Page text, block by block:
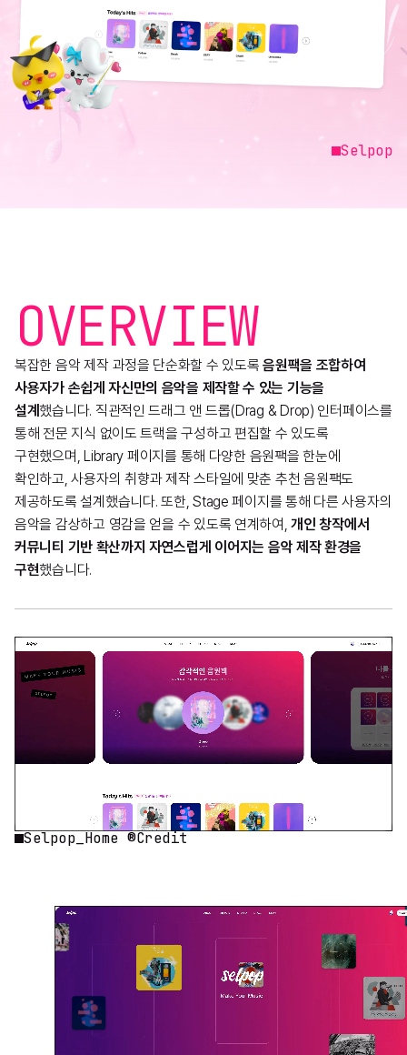
Selpop
OVERVIEW
복잡한 음악 제작 과정을 단순화할 수 있도록음원팩을 조합하여
사용자가 손쉽게 자신만의 음악을 제작할 수 있는 기능을
설계했습니다. 직관적인 드래그 앤 드롭(Drag & Drop) 인터페이스를
통해 전문 지식 없이도 트랙을 구성하고 편집할 수 있도록
구현했으며, Library 페이지를 통해 다양한 음원팩을 한눈에
확인하고, 사용자의 취향과 제작 스타일에 맞춘 추천 음원팩도
제공하도록 설계했습니다. 또한, Stage 페이지를 통해 다른 사용자의
음악을 감상하고 영감을 얻을 수 있도록 연계하여,개인 창작에서
커뮤니티 기반 확산까지 자연스럽게 이어지는 음악 제작 환경을
구현했습니다.
Selpop_Home ®Credit